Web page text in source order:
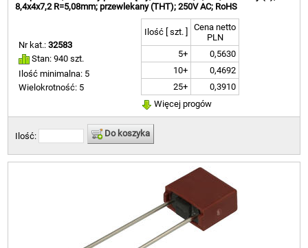
8,4x4x7,2 R=5,08mm; przewlekany (THT); 250V AC; RoHS
Nr kat.:32583
Stan: 940 szt.
Ilość minimalna: 5
Wielokrotność: 5
Ilość [ szt. ]
Cena netto
PLN
5+
0,5630
10+
0,4692
25+
0,3910
Więcej progów
Ilość: Do koszyka